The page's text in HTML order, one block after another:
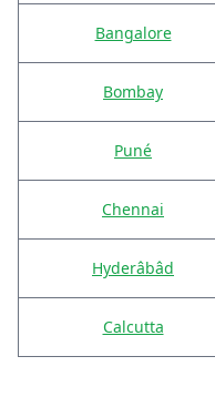
Bangalore
Bombay
Puné
Chennai
Hyderâbâd
Calcutta